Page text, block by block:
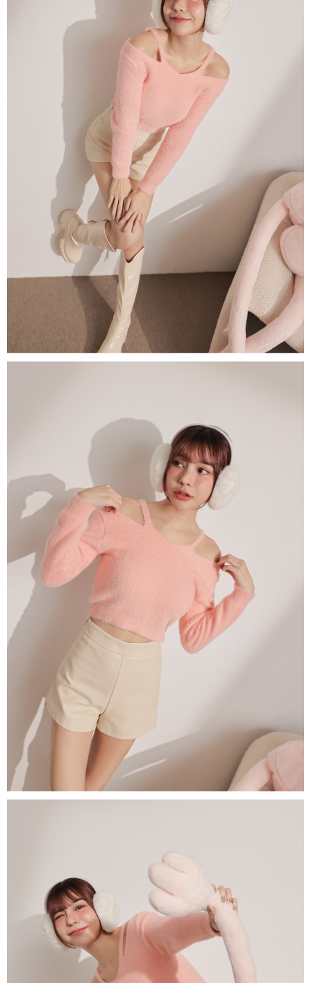
menyelesaikan pembayaran anda melalui salah satu saluran berikut: kod
bar kedai serbaneka, kedai runcit Taiwan Mobile, pemindahan bank,
JKOPay, atau iPASS MONEY.
Perkhidmatan ini disediakan oleh Taiwan Mobile Co., Ltd. (“Syarikat”),
yang membolehkan pelanggan membeli barangan atau perkhidmatan
melalui perkhidmatan ini pada masa transaksi. Hasil daripada pembelian
atau pembayaran ansuran akan dipindahkan oleh peniaga kepada
Syarikat, dan pelanggan hendaklah membuat pembayaran mengikut
perjanjian menggunakan sistem bil Syarikat.
Untuk memenuhi hubungan kontrak yang terjalin melalui persetujuan
penggunaan OP Pay Later, peniaga akan memberikan maklumat peribadi
anda (termasuk nama, nombor telefon, atau alamat) kepada Syarikat bagi
tujuan pengumpulan, pemprosesan dan penggunaan data yang
diperlukan untuk pengebilan ansuran, termasuk pengesahan,
pengesahan semula dan pembetulan.
Untuk terma perkhidmatan penuh, sila rujuk pautan berikut:
https://oppay.tw/userRule" target="_blank" class="link revert-
style">https://oppay.tw/userRule
【Panduan Penggunaan Pembayaran Ansuran Gogo】
1. Perkhidmatan ini disediakan oleh Taiwan Mobile, pengguna telefon
mudah alih boleh segera menggunakan tanpa perlu memohon lagi.
(Hanya untuk nombor langganan peribadi, tidak terbuka untuk syarikat
dan kad prabayar)
mengesahkan pembayaran, transaksi akan selesai.
3. Jumlah kelulusan sebenar, bilangan ansuran dan jumlah bayaran
adalah berdasarkan halaman pengesahan transaksi seterusnya.
4. Dalam masa 30 minit selepas pesanan ditubuhkan, jika tidak pergi
untuk mengesahkan transaksi atau jika tidak lulus semakan, pesanan
akan dibatalkan secara automatik. Jika terdapat situasi "pindah untuk
semakan khusus" yang tidak lulus, ini menunjukkan bahawa sistem
penilaian tidak mencukupi, tiada penjelasan mengenai kandungan
penilaian boleh diberikan.
【Penerangan Kaedah Pembayaran】
1. Pembayaran ansuran tidak digabungkan dalam bil telekomunikasi,
"Pembayaran Ansuran Gogo" akan menghantar SMS peringatan
pembayaran selepas tarikh penyelesaian bulanan.
2. Melalui pautan SMS untuk membuka bil, anda boleh memilih untuk
membayar melalui "Kod bar kedai serbaneka / Kedai rasmi Taiwan
Mobile / Pemindahan bank / Pembayaran J街口 / iPASS MONEY" dan
1. Perkhidmatan ini disediakan oleh "Taiwan Mobile Co., Ltd." untuk
membolehkan pengguna membeli produk atau perkhidmatan melalui
perkhidmatan ini semasa transaksi, dan kedai akan menyerahkan hak
tuntutan harga jual/beli ansuran kepada syarikat ini untuk membayar bil
menggunakan bil syarikat ini.
2. Berdasarkan tujuan kontrak persetujuan pembayaran menggunakan
"Pembayaran Ansuran Gogo", kedai akan memberikan maklumat peribadi
anda (termasuk nama, telefon atau alamat) kepada Taiwan Mobile untuk
pengumpulan, pemprosesan dan penggunaan, untuk pengesahan,
semakan dan pembetulan data yang diperlukan untuk bil ansuran oleh
Taiwan Mobile.
lama untuk dihantar). Oleh itu, anda dikehendaki membuat pembayaran
kepada AFTEE dalam tempoh sama ada anda menerima pesanan.
Kedua, Sekatan Pembayaran
1. Jumlah yang diperakui untuk pengguna kali pertama boleh sehingga
NT$10,000. Amaun diperakui sebenar yang diluluskan akan berdasarkan
keputusan pensijilan dan semakan oleh AFTEE.
2. Amaun perbelanjaan minimum mestilah lebih besar daripada NT$20.
3. Pada masa ini hanya tersedia untuk ahli Taiwan.
Ketiga, Syarat Perkhidmatan
Perkhidmatan AFTEE Beli Sekarang Bayar Kemudian disediakan oleh NP
Taiwan, Inc. dan AFTEE akan membuat bil kepada pengguna. AFTEE
akan menggunakan data peribadi yang dikumpul (termasuk nama
pembeli, no. telefon, nama penerima, no. telefon, alamat penerima) untuk
penggunaan perkhidmatan. Sila rujuk kepada "Penyata Pengumpulan
Data Peribadi, Pemprosesan, Penggunaan"
(https://aftee.tw/privacypolicy/) untuk maklumat lanjut.
Jumlah yang diperakui untuk pengguna kali pertama yang lulus
kelulusan boleh sehingga NT$10,000. Jika pengguna tidak membuat
pembayaran dalam tempoh tersebut, yuran pembayaran lewat sebanyak
20% setahun akan dikenakan. Pengguna bawah umur dikehendaki
mendapatkan kebenaran daripada ibu bapa atau penjaga yang sah
untuk menggunakan AFTEE.
Sila hubungi NP Taiwan Inc. di cs_tw@netprotections.co.jp
jika anda
mempunyai sebarang kebimbangan mengenai pemprosesan dan
penggunaan pada data peribadi. Jika anda tidak bersetuju dengan data
付款後7-11取貨
NT$60/pesanan | Penghantaran percuma untuk pesanan
NT$100/pesanan | Penghantaran percuma untuk pesanan
NT$2,500 atau lebih
國家/地區配送